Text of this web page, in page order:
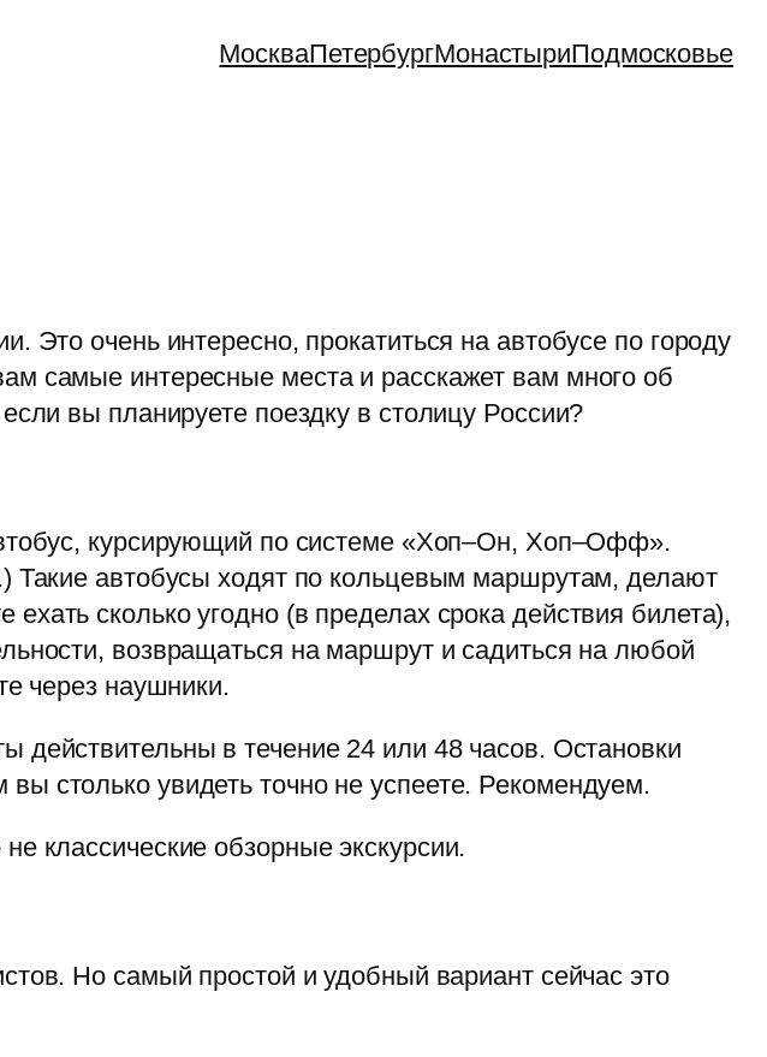
МоскваПетербургМонастыриПодмосковье
Это очень интересно, прокатиться на автобусе по городу
самые интересные места и расскажет вам много об
вы планируете поездку в столицу России?
курсирующий по системе «Хоп–Он, Хоп–Офф».
автобусы ходят по кольцевым маршрутам, делают
сколько угодно (в пределах срока действия билета),
возвращаться на маршрут и садиться на любой
через наушники.
в течение 24 или 48 часов. Остановки
столько увидеть точно не успеете. Рекомендуем.
классические обзорные экскурсии.
Но самый простой и удобный вариант сейчас это